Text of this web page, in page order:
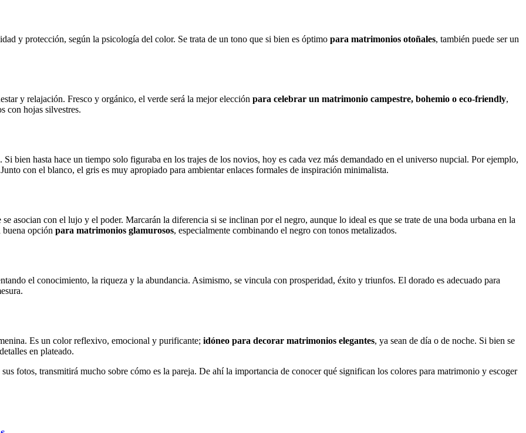
y protección, según la psicología del color. Se trata de un tono que si bien es óptimo para matrimonios otoñales, también puede ser un
y relajación. Fresco y orgánico, el verde será la mejor elección para celebrar un matrimonio campestre, bohemio o eco-friendly,
con hojas silvestres.
bien hasta hace un tiempo solo figuraba en los trajes de los novios, hoy es cada vez más demandado en el universo nupcial. Por ejemplo,
con el blanco, el gris es muy apropiado para ambientar enlaces formales de inspiración minimalista.
asocian con el lujo y el poder. Marcarán la diferencia si se inclinan por el negro, aunque lo ideal es que se trate de una boda urbana en la
buena opción para matrimonios glamurosos, especialmente combinando el negro con tonos metalizados.
el conocimiento, la riqueza y la abundancia. Asimismo, se vincula con prosperidad, éxito y triunfos. El dorado es adecuado para
Es un color reflexivo, emocional y purificante; idóneo para decorar matrimonios elegantes, ya sean de día o de noche. Si bien se
en plateado.
fotos, transmitirá mucho sobre cómo es la pareja. De ahí la importancia de conocer qué significan los colores para matrimonio y escoger